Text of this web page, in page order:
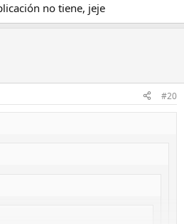
no tiene, jeje
#20